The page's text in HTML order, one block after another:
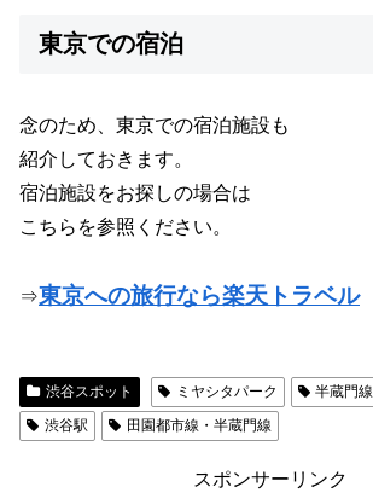
東京での宿泊
念のため、東京での宿泊施設も
紹介しておきます。
宿泊施設をお探しの場合は
こちらを参照ください。
⇒東京への旅行なら楽天トラベル
渋谷スポット ミヤシタパーク 半蔵門線
渋谷駅
田園都市線・半蔵門線
スポンサーリンク